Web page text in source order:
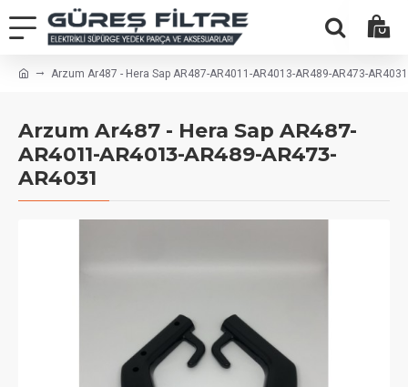
Arzum Ar487 - Hera Sap AR487-AR4011-AR4013-AR489-AR473-AR4031
Arzum Ar487 - Hera Sap AR487-
AR4011-AR4013-AR489-AR473-
AR4031